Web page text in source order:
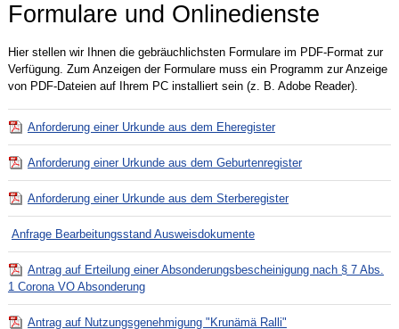
Formulare und Onlinedienste
Hier stellen wir Ihnen die gebräuchlichsten Formulare im PDF-Format zur
Verfügung. Zum Anzeigen der Formulare muss ein Programm zur Anzeige
von PDF-Dateien auf Ihrem PC installiert sein (z. B. Adobe Reader).
Anforderung einer Urkunde aus dem Eheregister
Anforderung einer Urkunde aus dem Geburtenregister
Anforderung einer Urkunde aus dem Sterberegister
Anfrage Bearbeitungsstand Ausweisdokumente
Antrag auf Erteilung einer Absonderungsbescheinigung nach § 7 Abs.
1 Corona VO Absonderung
Antrag auf Nutzungsgenehmigung "Krunämä Ralli"